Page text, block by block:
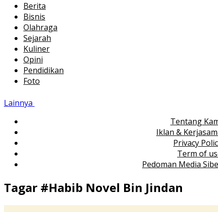
Berita
Bisnis
Olahraga
Sejarah
Kuliner
Opini
Pendidikan
Foto
Lainnya
Tentang
Iklan &
Privacy
Term of
Pedoman Media
Tagar #Habib Novel Bin Jindan